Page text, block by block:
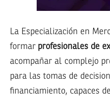
La Especialización en
formar profesionales de
acompañar al complejo
para las tomas de
financiamiento, capaces